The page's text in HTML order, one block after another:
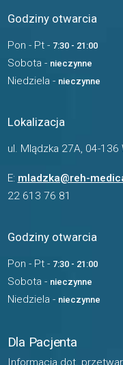
Godziny otwarcia
Pon - Pt - 7:30 - 21:00
Sobota - nieczynne
Niedziela - nieczynne
Lokalizacja
ul. Mlądzka 27A, 04-136
E: mladzka@reh-
22 613 76 81
Godziny otwarcia
Pon - Pt - 7:30 - 21:00
Sobota - nieczynne
Niedziela - nieczynne
Dla Pacjenta
Informacja dot.